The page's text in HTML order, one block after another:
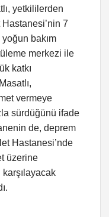
yetkililerden
7
bakım
merkezi ile
katkı
vermeye
sürdüğünü ifade
de, deprem
Hastanesi’nde
üzerine
karşılayacak